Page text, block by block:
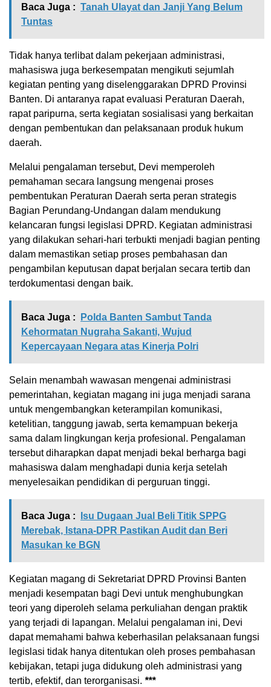
Baca Juga : Tanah Ulayat dan Janji Yang Belum
Tuntas
Tidak hanya terlibat dalam pekerjaan administrasi,
mahasiswa juga berkesempatan mengikuti sejumlah
kegiatan penting yang diselenggarakan DPRD Provinsi
Banten. Di antaranya rapat evaluasi Peraturan Daerah,
rapat paripurna, serta kegiatan sosialisasi yang berkaitan
dengan pembentukan dan pelaksanaan produk hukum
daerah.
Melalui pengalaman tersebut, Devi memperoleh
pemahaman secara langsung mengenai proses
pembentukan Peraturan Daerah serta peran strategis
Bagian Perundang-Undangan dalam mendukung
kelancaran fungsi legislasi DPRD. Kegiatan administrasi
yang dilakukan sehari-hari terbukti menjadi bagian penting
dalam memastikan setiap proses pembahasan dan
pengambilan keputusan dapat berjalan secara tertib dan
terdokumentasi dengan baik.
Baca Juga :
Polda Banten Sambut Tanda
Kehormatan Nugraha Sakanti, Wujud
Kepercayaan Negara atas Kinerja Polri
Selain menambah wawasan mengenai administrasi
pemerintahan, kegiatan magang ini juga menjadi sarana
untuk mengembangkan keterampilan komunikasi,
ketelitian, tanggung jawab, serta kemampuan bekerja
sama dalam lingkungan kerja profesional. Pengalaman
tersebut diharapkan dapat menjadi bekal berharga bagi
mahasiswa dalam menghadapi dunia kerja setelah
menyelesaikan pendidikan di perguruan tinggi.
Baca Juga :
Isu Dugaan Jual Beli Titik SPPG
Merebak, Istana-DPR Pastikan Audit dan Beri
Masukan ke BGN
Kegiatan magang di Sekretariat DPRD Provinsi Banten
menjadi kesempatan bagi Devi untuk menghubungkan
teori yang diperoleh selama perkuliahan dengan praktik
yang terjadi di lapangan. Melalui pengalaman ini, Devi
dapat memahami bahwa keberhasilan pelaksanaan fungsi
legislasi tidak hanya ditentukan oleh proses pembahasan
kebijakan, tetapi juga didukung oleh administrasi yang
tertib, efektif, dan terorganisasi. ***